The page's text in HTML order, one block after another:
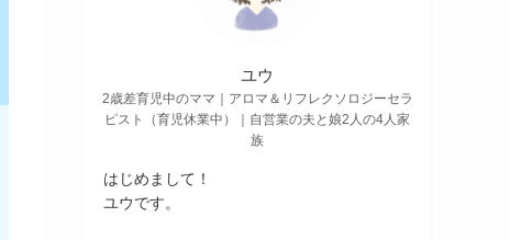
ユウ
2歳差育児中のママ｜アロマ＆リフレクソロジーセラ
ピスト（育児休業中）｜自営業の夫と娘2人の4人家
族
はじめまして！
ユウです。